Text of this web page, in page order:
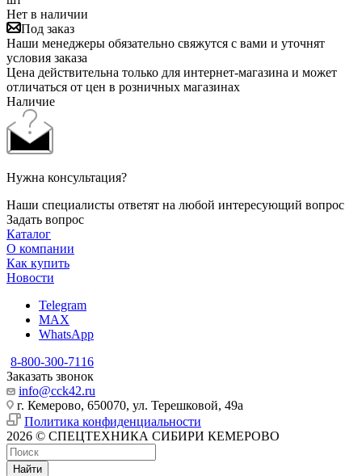
Нет в наличии
Под заказ
Наши менеджеры обязательно свяжутся с вами и уточнят
условия заказа
Цена действительна только для интернет-магазина и может
отличаться от цен в розничных магазинах
Наличие
Нужна консультация?
Наши специалисты ответят на любой интересующий вопрос
Задать вопрос
Каталог
О компании
Как купить
Новости
Telegram
MAX
WhatsApp
8-800-300-7116
Заказать звонок
info@cck42.ru
г. Кемерово, 650070, ул. Терешковой, 49а
Политика конфиденциальности
2026 © СПЕЦТЕХНИКА СИБИРИ КЕМЕРОВО
Найти